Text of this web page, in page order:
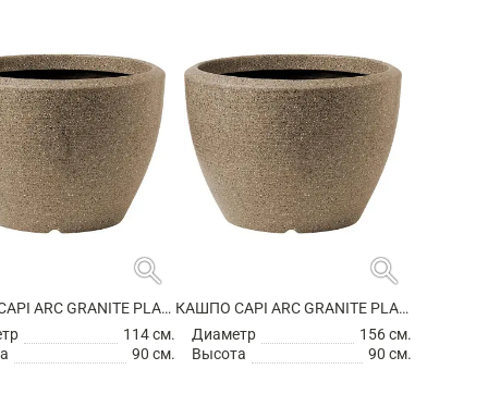
search
КАШПО CAPI ARC GRANITE PLANTER BALL WARM TAUPE
114 см.
90 см.
search
КАШПО CAPI ARC GRANITE PLANTER BALL WARM TAUPE
Диаметр
156 см.
Высота
90 см.